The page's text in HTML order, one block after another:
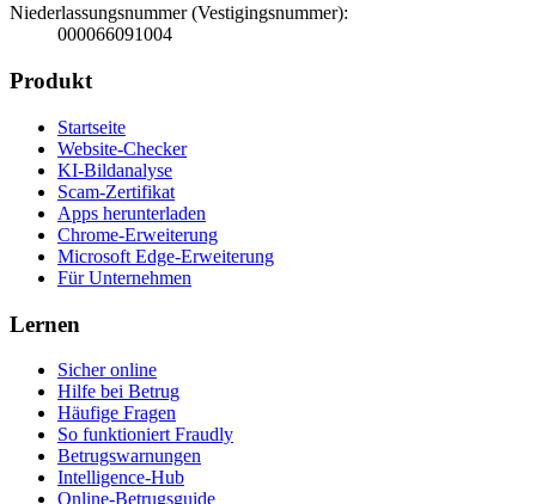
Niederlassungsnummer (Vestigingsnummer):
000066091004
Produkt
Startseite
Website-Checker
KI-Bildanalyse
Scam-Zertifikat
Apps herunterladen
Chrome-Erweiterung
Microsoft Edge-Erweiterung
Für Unternehmen
Lernen
Sicher online
Hilfe bei Betrug
Häufige Fragen
So funktioniert Fraudly
Betrugswarnungen
Intelligence-Hub
Online-Betrugsguide